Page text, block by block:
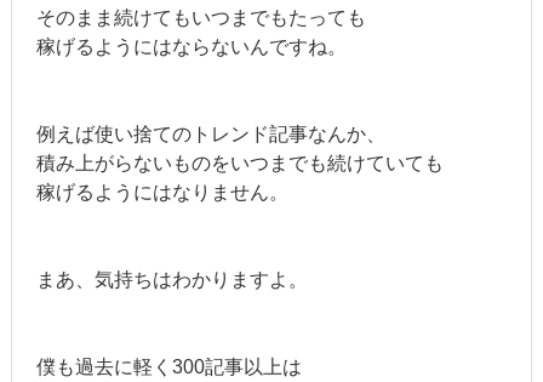
そのまま続けてもいつまでもたっても
稼げるようにはならないんですね。
例えば使い捨てのトレンド記事なんか、
積み上がらないものをいつまでも続けていても
稼げるようにはなりません。
まあ、気持ちはわかりますよ。
僕も過去に軽く300記事以上は